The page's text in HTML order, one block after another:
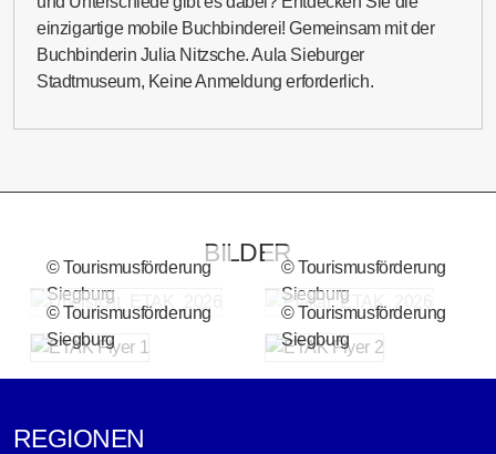
einzigartige mobile Buchbinderei! Gemeinsam mit der
Buchbinderin Julia Nitzsche. Aula Sieburger
Stadtmuseum, Keine Anmeldung erforderlich.
BILDER
© Tourismusförderung
Siegburg
© Tourismusförderung
Siegburg
© Tourismusförderung
Siegburg
© Tourismusförderung
Siegburg
REGIONEN